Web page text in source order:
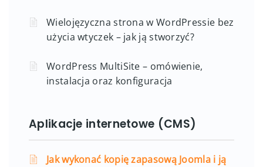
Wielojęzyczna strona w WordPressie bez
użycia wtyczek – jak ją stworzyć?
WordPress MultiSite – omówienie,
instalacja oraz konfiguracja
Aplikacje internetowe (CMS)
Jak wykonać kopię zapasową Joomla i ją